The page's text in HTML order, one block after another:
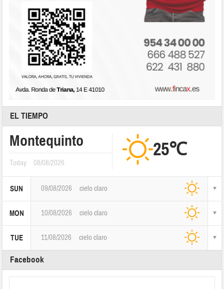
EL TIEMPO
Montequinto
Today 08/08/2026
25℃
SUN 09/08/2026 cielo claro
MON 10/08/2026 cielo claro
TUE 11/08/2026 cielo claro
Facebook